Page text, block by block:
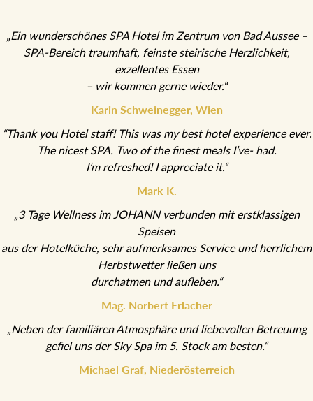
„Ein wunderschönes SPA Hotel im Zentrum von Bad Aussee –
SPA-Bereich traumhaft, feinste steirische Herzlichkeit,
exzellentes Essen
– wir kommen gerne wieder.“
Karin Schweinegger, Wien
“Thank you Hotel staff! This was my best hotel experience ever.
The nicest SPA. Two of the finest meals I’ve- had.
I’m refreshed! I appreciate it.“
Mark K.
„3 Tage Wellness im JOHANN verbunden mit erstklassigen
Speisen
aus der Hotelküche, sehr aufmerksames Service und herrlichem
Herbstwetter ließen uns
durchatmen und aufleben.“
Mag. Norbert Erlacher
„Neben der familiären Atmosphäre und liebevollen Betreuung
gefiel uns der Sky Spa im 5. Stock am besten.“
Michael Graf, Niederösterreich